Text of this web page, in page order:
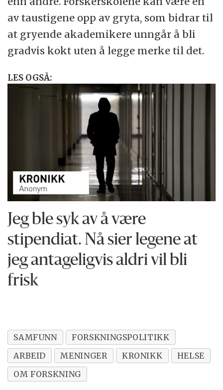
av taustigene opp av gryta, som bidrar til
at gryende akademikere unngår å bli
gradvis kokt uten å legge merke til det.
LES OGSÅ:
Jeg ble syk av å være
stipendiat. Nå sier legene at
jeg antageligvis aldri vil bli
frisk
SAMFUNN
FORSKNINGSPOLITIKK
ARBEID
MENINGER KRONIKK
HELSE
OM FORSKNING